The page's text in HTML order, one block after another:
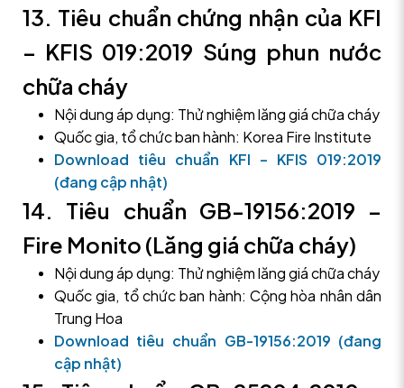
13. Tiêu chuẩn chứng nhận của KFI
– KFIS 019:2019 Súng phun nước
chữa cháy
Nội dung áp dụng: Thử nghiệm lăng giá chữa cháy
Quốc gia, tổ chức ban hành: Korea Fire Institute
Download tiêu chuẩn KFI – KFIS 019:2019
(đang cập nhật)
14. Tiêu chuẩn GB-19156:2019 –
Fire Monito (Lăng giá chữa cháy)
Nội dung áp dụng: Thử nghiệm lăng giá chữa cháy
Quốc gia, tổ chức ban hành: Cộng hòa nhân dân
Trung Hoa
Download tiêu chuẩn GB-19156:2019 (đang
cập nhật)